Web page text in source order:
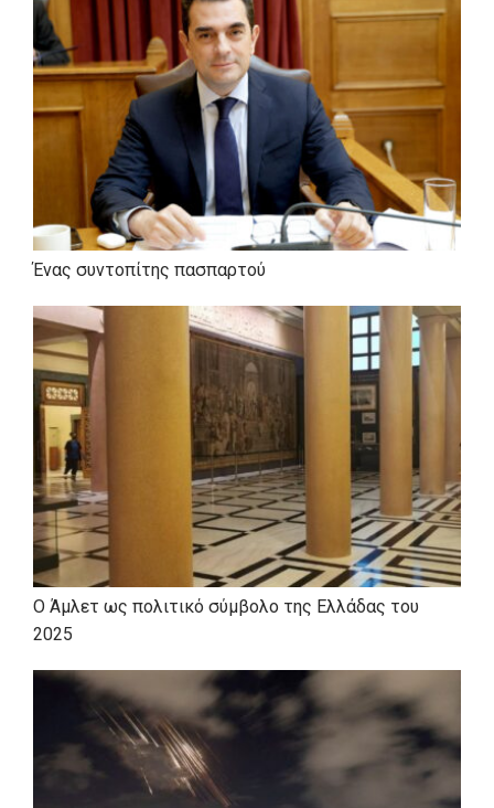
Ένας συντοπίτης πασπαρτού
Ο Άμλετ ως πολιτικό σύμβολο της Ελλάδας του
2025